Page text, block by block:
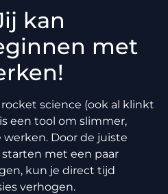
kan
met
science (ook al klinkt
een tool om slimmer,
Door de juiste
met een paar
kun je direct tijd
verhogen.